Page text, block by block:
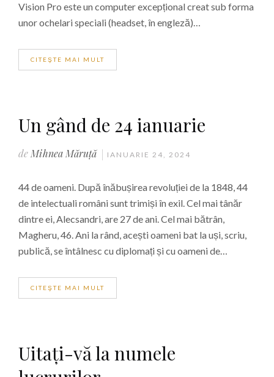
Vision Pro este un computer excepțional creat sub forma
unor ochelari speciali (headset, în engleză)…
CITEŞTE MAI MULT
Un gând de 24 ianuarie
de Mihnea Măruță IANUARIE 24, 2024
44 de oameni. După înăbușirea revoluției de la 1848, 44
de intelectuali români sunt trimiși în exil. Cel mai tânăr
dintre ei, Alecsandri, are 27 de ani. Cel mai bătrân,
Magheru, 46. Ani la rând, acești oameni bat la uși, scriu,
publică, se întâlnesc cu diplomați și cu oameni de…
CITEŞTE MAI MULT
Uitați-vă la numele